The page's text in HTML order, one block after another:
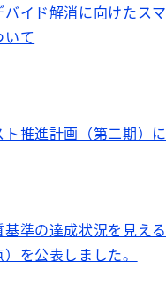
バイド解消に向けた
いて
推進計画（第二期）
準の達成状況を見え
を公表しました。